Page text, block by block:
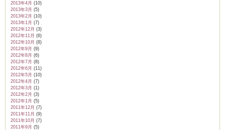
2013年4月 (10)
2013年3月 (5)
2013年2月 (10)
2013年1月 (7)
2012年12月 (3)
2012年11月 (6)
2012年10月 (8)
2012年9月 (9)
2012年8月 (6)
2012年7月 (8)
2012年6月 (11)
2012年5月 (10)
2012年4月 (7)
2012年3月 (1)
2012年2月 (3)
2012年1月 (5)
2011年12月 (7)
2011年11月 (9)
2011年10月 (7)
2011年9月 (5)